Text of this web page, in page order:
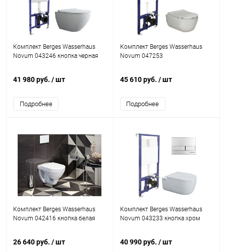
Комплект Berges Wasserhaus
Novum 043246 кнопка черная
41 980 руб. / шт
Подробнее
Комплект Berges Wasserhaus
Novum 047253
45 610 руб. / шт
Подробнее
Комплект Berges Wasserhaus
Novum 042416 кнопка белая
26 640 руб. / шт
Комплект Berges Wasserhaus
Novum 043233 кнопка хром
40 990 руб. / шт